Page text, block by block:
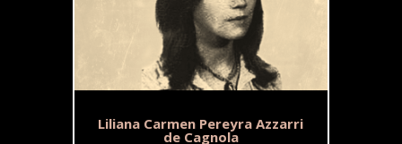
Liliana Carmen Pereyra Azzarri
de Cagnola